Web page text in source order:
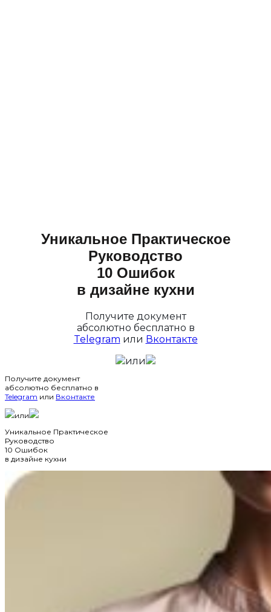
Уникальное Практическое
Руководство
10 Ошибок
в дизайне кухни
Получите документ
абсолютно бесплатно в
Telegram или Вконтакте
или
Получите документ
абсолютно бесплатно в
Telegram или Вконтакте
или
Уникальное Практическое
Руководство
10 Ошибок
в дизайне кухни